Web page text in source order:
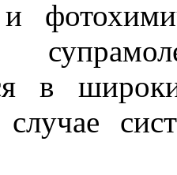
в